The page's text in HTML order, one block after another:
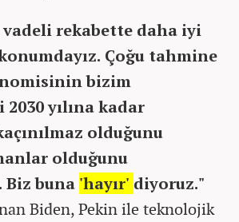
rekabette daha iyi
Çoğu tahmine
bizim
yılına kadar
olduğunu
olduğunu
buna 'hayır' diyoruz."
Biden, Pekin ile teknolojik